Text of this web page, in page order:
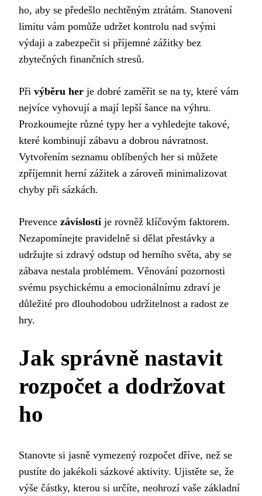
ho, aby se předešlo nechtěným ztrátám. Stanovení
limitu vám pomůže udržet kontrolu nad svými
výdaji a zabezpečit si příjemné zážitky bez
zbytečných finančních stresů.
Při výběru her je dobré zaměřit se na ty, které vám
nejvíce vyhovují a mají lepší šance na výhru.
Prozkoumejte různé typy her a vyhledejte takové,
které kombinují zábavu a dobrou návratnost.
Vytvořením seznamu oblíbených her si můžete
zpříjemnit herní zážitek a zároveň minimalizovat
chyby při sázkách.
Prevence závislosti je rovněž klíčovým faktorem.
Nezapomínejte pravidelně si dělat přestávky a
udržujte si zdravý odstup od herního světa, aby se
zábava nestala problémem. Věnování pozornosti
svému psychickému a emocionálnímu zdraví je
důležité pro dlouhodobou udržitelnost a radost ze
hry.
Jak správně nastavit
rozpočet a dodržovat
ho
Stanovte si jasně vymezený rozpočet dříve, než se
pustíte do jakékoli sázkové aktivity. Ujistěte se, že
výše částky, kterou si určíte, neohrozí vaše základní